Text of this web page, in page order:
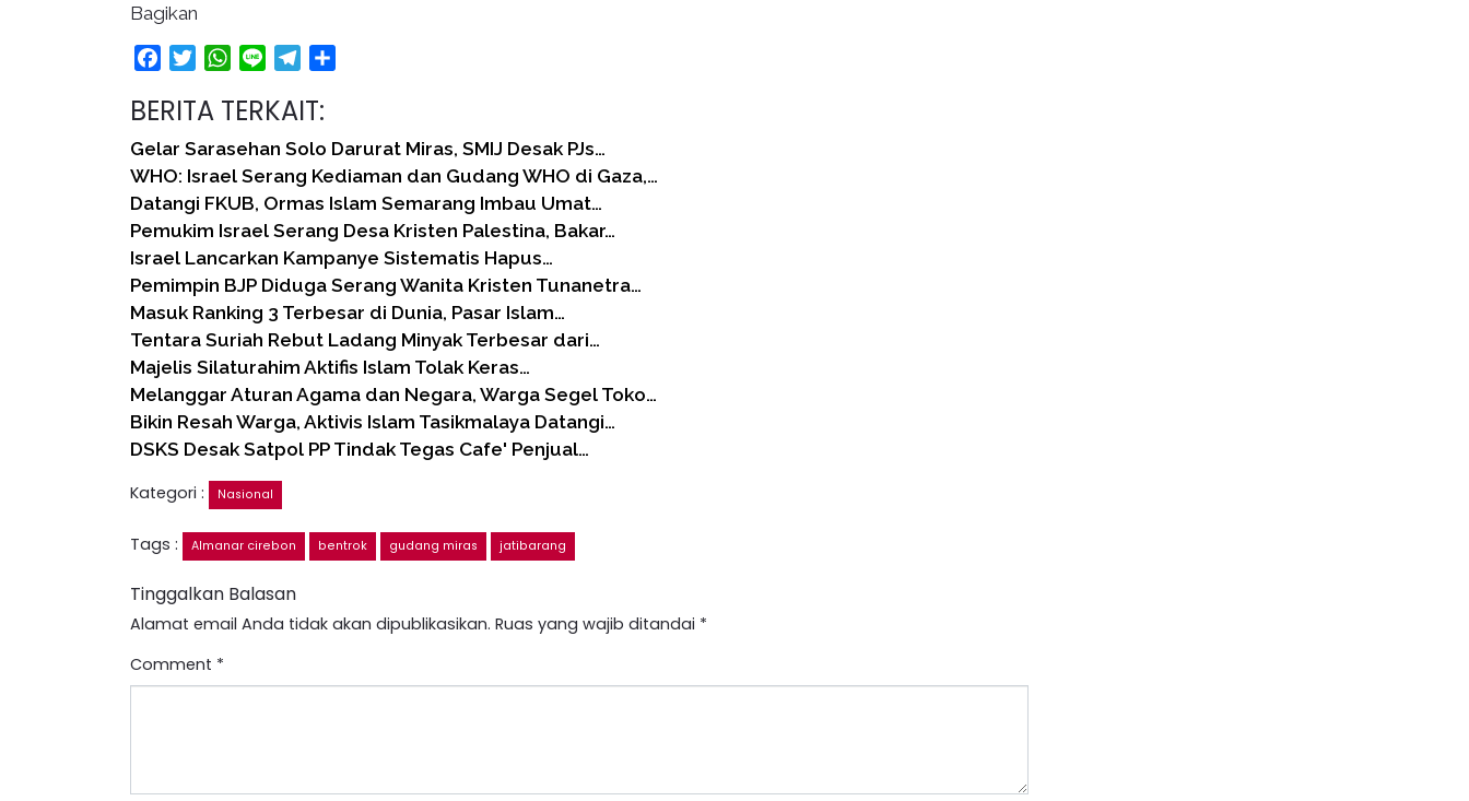
Bagikan
FacebookTwitterWhatsApp
Line Telegram
BERITA TERKAIT:
Gelar Sarasehan Solo Darurat Miras, SMIJ Desak PJs…
WHO: Israel Serang Kediaman dan Gudang WHO di Gaza,…
Datangi FKUB, Ormas Islam Semarang Imbau Umat…
Pemukim Israel Serang Desa Kristen Palestina, Bakar…
Israel Lancarkan Kampanye Sistematis Hapus…
Pemimpin BJP Diduga Serang Wanita Kristen Tunanetra…
Masuk Ranking 3 Terbesar di Dunia, Pasar Islam…
Tentara Suriah Rebut Ladang Minyak Terbesar dari…
Majelis Silaturahim Aktifis Islam Tolak Keras…
Melanggar Aturan Agama dan Negara, Warga Segel Toko…
Bikin Resah Warga, Aktivis Islam Tasikmalaya Datangi…
DSKS Desak Satpol PP Tindak Tegas Cafe' Penjual…
Kategori :
Nasional
Tags : Almanar cirebon bentrok gudang miras jatibarang
Tinggalkan Balasan
Alamat email Anda tidak akan dipublikasikan. Ruas yang wajib ditandai *
Comment *